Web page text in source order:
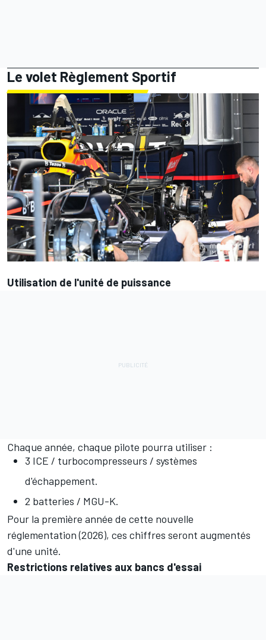
Le volet Règlement Sportif
Utilisation de l'unité de puissance
Chaque année, chaque pilote pourra utiliser :
3 ICE / turbocompresseurs / systèmes
d'échappement.
2 batteries / MGU-K.
Pour la première année de cette nouvelle
réglementation (2026), ces chiffres seront augmentés
d'une unité.
Restrictions relatives aux bancs d'essai